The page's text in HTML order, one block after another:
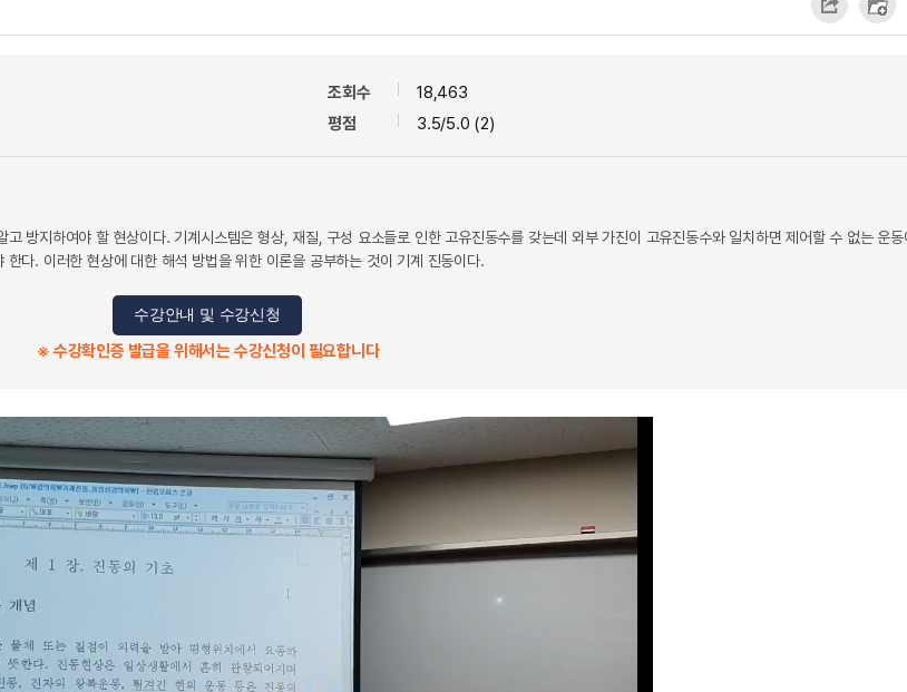
조회수
18,463
평점
3.5/5.0 (2)
방지하여야 할 현상이다. 기계시스템은 형상, 재질, 구성 요소들로 인한 고유진동수를 갖는데 외부 가진이 고유진동수와 일치하면 제어할 수 없는 운동
다. 이러한 현상에 대한 해석 방법을 위한 이론을 공부하는 것이 기계 진동이다.
수강안내 및 수강신청
※ 수강확인증 발급을 위해서는 수강신청이 필요합니다